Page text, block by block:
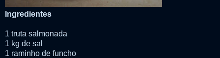
Ingredientes
1 truta salmonada
1 kg de sal
1 raminho de funcho